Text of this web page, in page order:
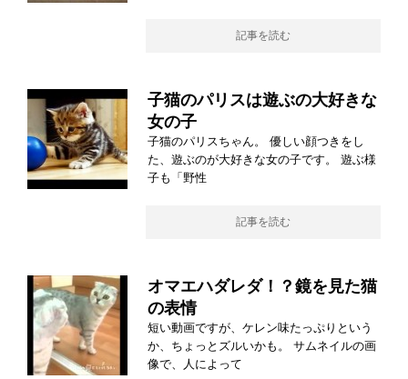
記事を読む
子猫のパリスは遊ぶの大好きな
女の子
子猫のパリスちゃん。 優しい顔つきをし
た、遊ぶのが大好きな女の子です。 遊ぶ様
子も「野性
記事を読む
オマエハダレダ！？鏡を見た猫
の表情
短い動画ですが、ケレン味たっぷりという
か、ちょっとズルいかも。 サムネイルの画
像で、人によって